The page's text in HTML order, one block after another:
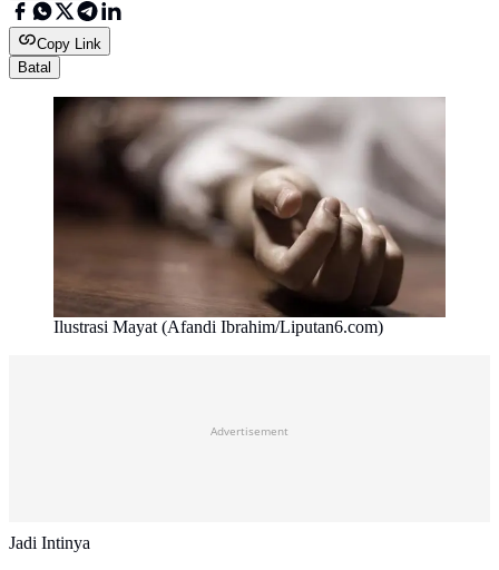
Copy Link
Batal
Ilustrasi Mayat (Afandi Ibrahim/Liputan6.com)
Advertisement
Jadi Intinya